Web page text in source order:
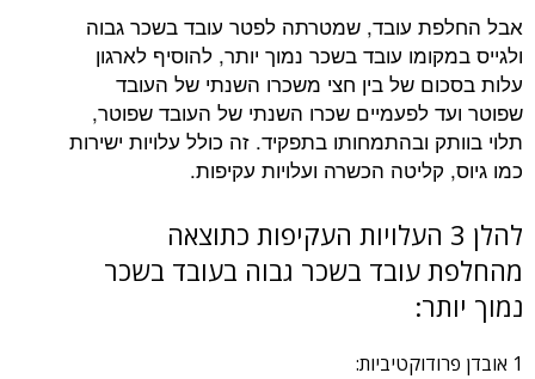
אבל החלפת עובד, שמטרתה לפטר עובד בשכר גבוה
ולגייס במקומו עובד בשכר נמוך יותר, להוסיף לארגון
עלות בסכום של בין חצי משכרו השנתי של העובד
שפוטר ועד לפעמיים שכרו השנתי של העובד שפוטר,
תלוי בוותק ובהתמחותו בתפקיד. זה כולל עלויות ישירות
כמו גיוס, קליטה הכשרה ועלויות עקיפות.
להלן 3 העלויות העקיפות כתוצאה
מהחלפת עובד בשכר גבוה בעובד בשכר
נמוך יותר:
1 אובדן פרודוקטיביות: